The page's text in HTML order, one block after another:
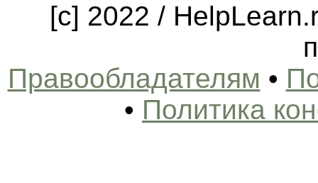
[c] 2022 /
Правообладателям •
• Политика